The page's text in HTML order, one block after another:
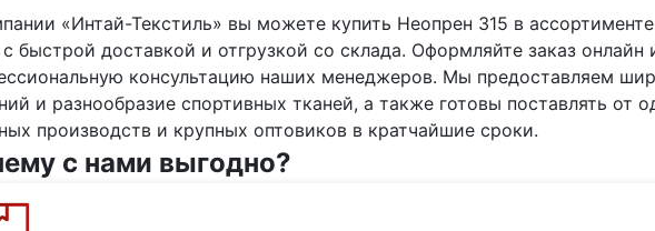
«Интай-Текстиль» вы можете купить Неопрен 315 в
с быстрой доставкой и отгрузкой со склада. Оформляйте заказ онлайн
консультацию наших менеджеров. Мы предоставляем
и разнообразие спортивных тканей, а также готовы поставлять от
производств и крупных оптовиков в кратчайшие сроки.
с нами выгодно?